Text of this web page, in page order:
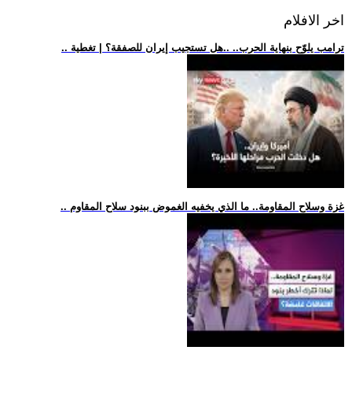
اخر الافلام
.. ترامب يلوّح بنهاية الحرب.. ..هل تستجيب إيران للصفقة؟ | تغطية
.. غزة وسلاح المقاومة.. ما الذي يخفيه الغموض ببنود سلاح المقاوم